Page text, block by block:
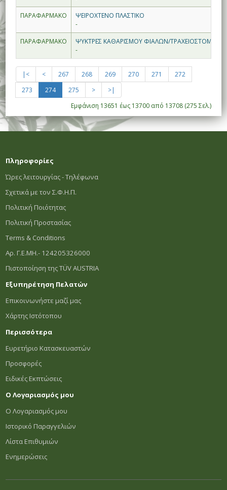
ΠΑΡΑΦΑΡΜΑΚΟ
ΨΕΙΡΟΧΤΕΝΟ ΠΛΑΣΤΙΚΟ
-
ΠΑΡΑΦΑΡΜΑΚΟ
ΨΥΚΤΡΕΣ ΚΑΘΑΡΙΣΜΟΥ ΦΙΑΛΩΝ/ΤΡΑΧΕΙΟΣΤΟΜΙΑΣ
-
|< < 267 268 269 270 271
272
273
274 275 >
>|
Εμφάνιση 13651 έως 13700 από 13708 (275 Σελ.)
Πληροφορίες
Ώρες λειτουργίας - Τηλέφωνα
Σχετικά με τον Σ.Φ.Η.Π.
Πολιτική Ποιότητας
Πολιτική Προστασίας
Terms & Conditions
Αρ. Γ.Ε.ΜΗ.- 124205326000
Πιστοποίηση της TÜV AUSTRIA
Εξυπηρέτηση Πελατών
Επικοινωνήστε μαζί μας
Χάρτης Ιστότοπου
Περισσότερα
Ευρετήριο Κατασκευαστών
Προσφορές
Ειδικές Εκπτώσεις
Ο Λογαριασμός μου
Ο Λογαριασμός μου
Ιστορικό Παραγγελιών
Λίστα Επιθυμιών
Ενημερώσεις